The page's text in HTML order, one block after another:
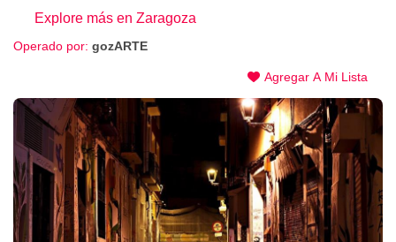
Operado por: gozARTE
Agregar A Mi Lista
Explore más en Zaragoza